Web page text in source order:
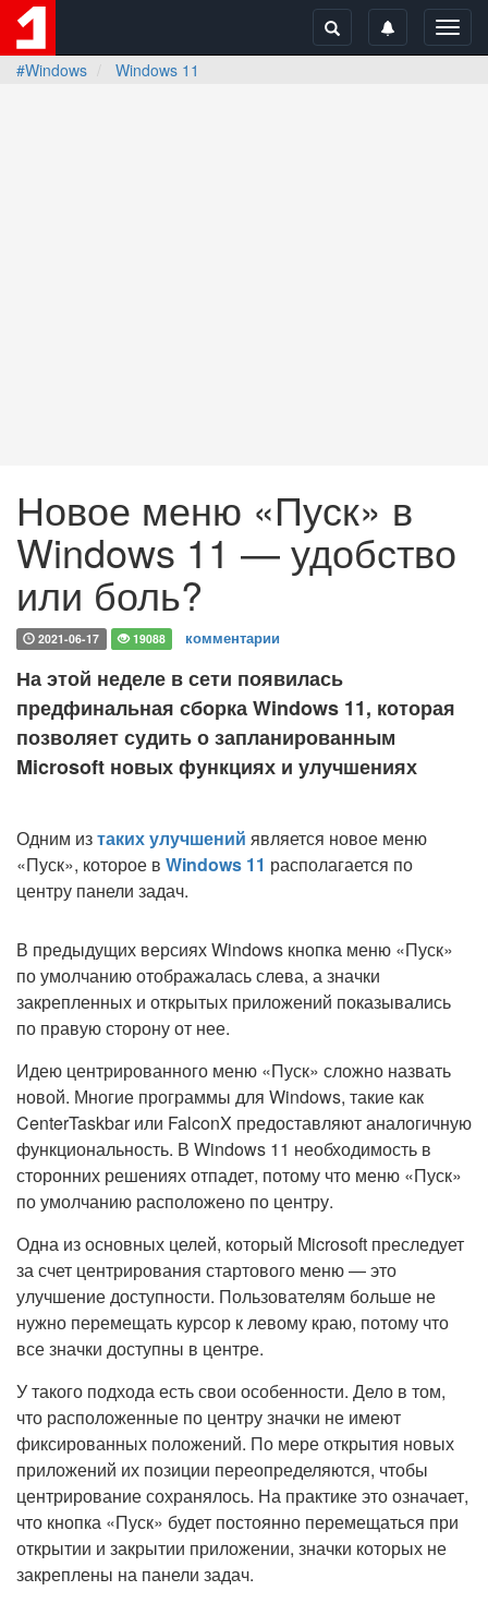
#Windows
Windows 11
Новое меню «Пуск» в
Windows 11 — удобство
или боль?
2021-06-17 19088 комментарии
На этой неделе в сети появилась
предфинальная сборка Windows 11, которая
позволяет судить о запланированным
Microsoft новых функциях и улучшениях
Одним изтаких улучшений является новое меню
«Пуск», которое в Windows 11 располагается по
центру панели задач.
В предыдущих версиях Windows кнопка меню «Пуск»
по умолчанию отображалась слева, а значки
закрепленных и открытых приложений показывались
по правую сторону от нее.
Идею центрированного меню «Пуск» сложно назвать
новой. Многие программы для Windows, такие как
CenterTaskbar или FalconX предоставляют аналогичную
функциональность. В Windows 11 необходимость в
сторонних решениях отпадет, потому что меню «Пуск»
по умолчанию расположено по центру.
Одна из основных целей, который Microsoft преследует
за счет центрирования стартового меню — это
улучшение доступности. Пользователям больше не
нужно перемещать курсор к левому краю, потому что
все значки доступны в центре.
У такого подхода есть свои особенности. Дело в том,
что расположенные по центру значки не имеют
фиксированных положений. По мере открытия новых
приложений их позиции переопределяются, чтобы
центрирование сохранялось. На практике это означает,
что кнопка «Пуск» будет постоянно перемещаться при
открытии и закрытии приложении, значки которых не
закреплены на панели задач.